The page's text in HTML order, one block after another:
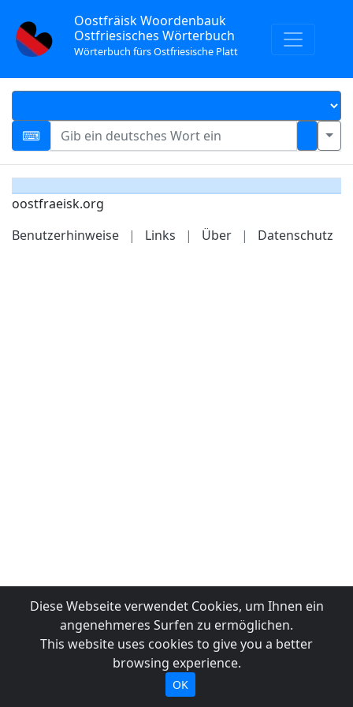
Oostfräisk Woordenbauk
Ostfriesisches Wörterbuch
Wörterbuch fürs Ostfriesische Platt
oostfraeisk.org
Benutzerhinweise
| Links | Über | Datenschutz
Diese Webseite verwendet Cookies, um Ihnen ein
angenehmeres Surfen zu ermöglichen.
This website uses cookies to give you a better
browsing experience.
OK